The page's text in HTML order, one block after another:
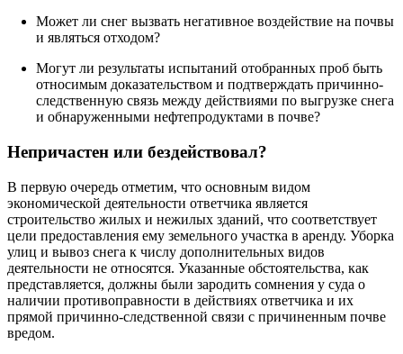
Может ли снег вызвать негативное воздействие на почвы
и являться отходом?
Могут ли результаты испытаний отобранных проб быть
относимым доказательством и подтверждать причинно-
следственную связь между действиями по выгрузке снега
и обнаруженными нефтепродуктами в почве?
Непричастен или бездействовал?
В первую очередь отметим, что основным видом
экономической деятельности ответчика является
строительство жилых и нежилых зданий, что соответствует
цели предоставления ему земельного участка в аренду. Уборка
улиц и вывоз снега к числу дополнительных видов
деятельности не относятся. Указанные обстоятельства, как
представляется, должны были зародить сомнения у суда о
наличии противоправности в действиях ответчика и их
прямой причинно-следственной связи с причиненным почве
вредом.